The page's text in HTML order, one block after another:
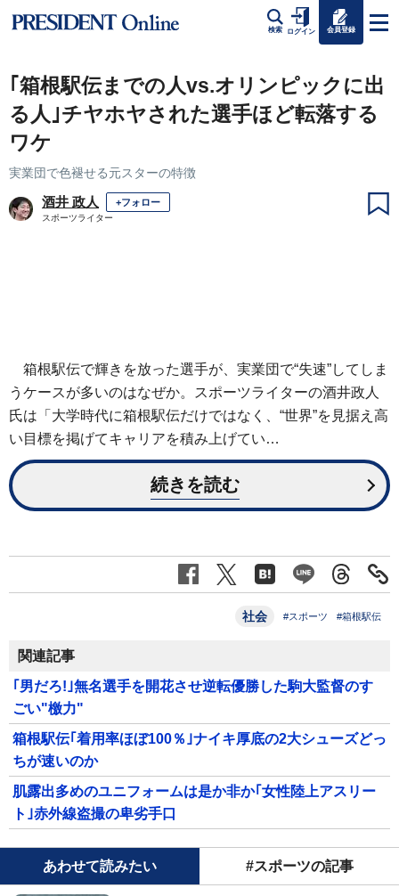
検索 ログイン 会員登録
｢箱根駅伝までの人vs.オリンピックに出
る人｣チヤホヤされた選手ほど転落する
ワケ
実業団で色褪せる元スターの特徴
酒井 政人 +フォロー
スポーツライター
箱根駅伝で輝きを放った選手が、実業団で“失速”してしま
うケースが多いのはなぜか。スポーツライターの酒井政人
氏は「大学時代に箱根駅伝だけではなく、“世界”を見据え高
い目標を掲げてキャリアを積み上げてい…
続きを読む
社会 #スポーツ #箱根駅伝
関連記事
｢男だろ!｣無名選手を開花させ逆転優勝した駒大監督のす
ごい"檄力"
箱根駅伝｢着用率ほぼ100％｣ナイキ厚底の2大シューズどっ
ちが速いのか
肌露出多めのユニフォームは是か非か｢女性陸上アスリー
ト｣赤外線盗撮の卑劣手口
あわせて読みたい #スポーツの記事